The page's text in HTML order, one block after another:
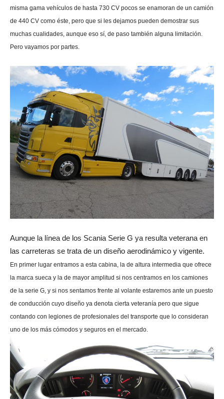
misma gama vehículos de hasta 730 CV pocos se enamoran de un camión
de 440 CV como éste, pero que si les dejamos pueden demostrar sus
muchas cualidades, aunque eso sí, de paso también alguna limitación.
Pero vayamos por partes.
Aunque la línea de los Scania Serie G ya resulta veterana en
las carreteras se trata de un diseño aerodinámico y vigente.
En primer lugar entramos a esta cabina, la de altura intermedia que ofrece
la marca sueca y la de mayor amplitud si nos centramos en los camiones
de la serie G, y si nos sentamos frente al volante estaremos ante un puesto
de conducción cuyo diseño ya denota cierta veteranía pero que sigue
contando con legiones de profesionales del transporte que lo consideran
uno de los más cómodos y seguros en el mercado.